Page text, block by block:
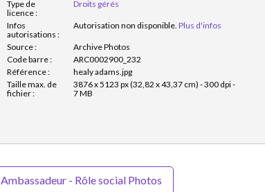
Type de
licence :
Droits gérés
Infos
autorisations :
Autorisation non disponible. Plus d'infos
Source :
Archive Photos
Code barre :
ARC0002900_232
Référence :
healy adams.jpg
Taille max. de
fichier :
3876 x 5123 px (32,82 x 43,37 cm) - 300 dpi -
7 MB
Ambassadeur - Rôle social Photos